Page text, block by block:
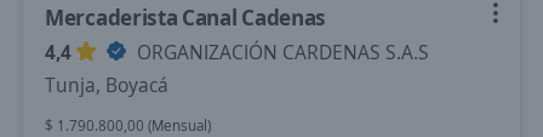
Mercaderista Canal Cadenas
4,4
ORGANIZACIÓN CARDENAS S.A.S
Tunja, Boyacá
$ 1.790.800,00 (Mensual)